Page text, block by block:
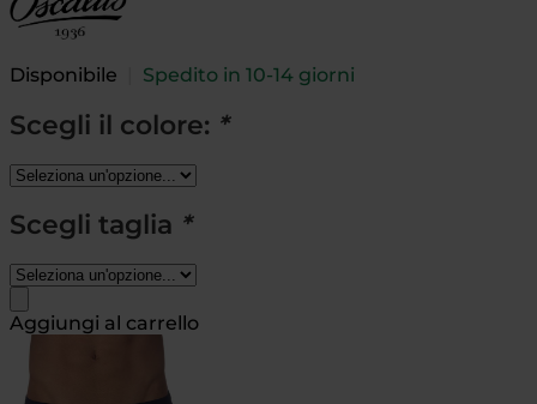
Disponibile Spedito in 10-14 giorni
Scegli il colore: *
Scegli taglia *
Aggiungi al carrello